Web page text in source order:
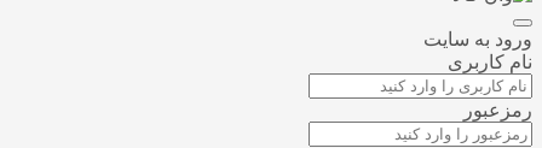
ورود به سایت
نام کاربری
رمزعبور